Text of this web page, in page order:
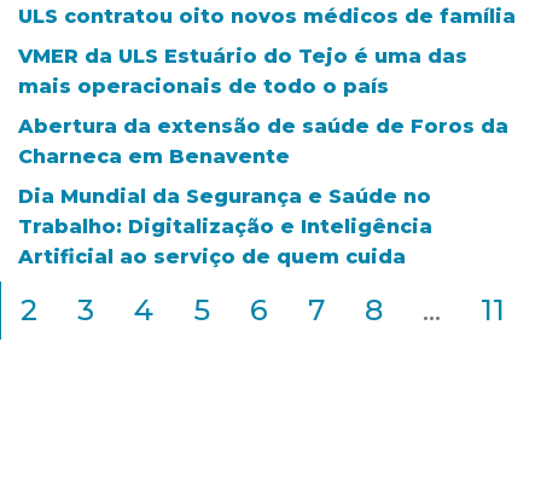
ULS contratou oito novos médicos de família
VMER da ULS Estuário do Tejo é uma das
mais operacionais de todo o país
Abertura da extensão de saúde de Foros da
Charneca em Benavente
Dia Mundial da Segurança e Saúde no
Trabalho: Digitalização e Inteligência
Artificial ao serviço de quem cuida
2 3 4 5 6 7 8 ... 11